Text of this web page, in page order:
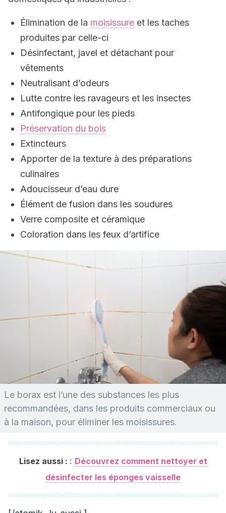
Élimination de la moisissure et les taches
produites par celle-ci
Désinfectant, javel et détachant pour
vêtements
Neutralisant d’odeurs
Lutte contre les ravageurs et les insectes
Antifongique pour les pieds
Préservation du bois
Extincteurs
Apporter de la texture à des préparations
culinaires
Adoucisseur d’eau dure
Élément de fusion dans les soudures
Verre composite et céramique
Coloration dans les feux d’artifice
Le borax est l’une des substances les plus
recommandées, dans les produits commerciaux ou
à la maison, pour éliminer les moisissures.
Lisez aussi : : Découvrez comment nettoyer et
désinfecter les éponges vaisselle